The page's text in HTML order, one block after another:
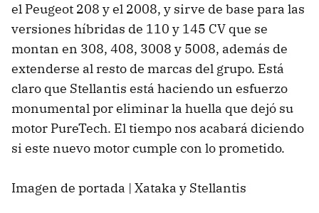
el Peugeot 208 y el 2008, y sirve de base para las
versiones híbridas de 110 y 145 CV que se
montan en 308, 408, 3008 y 5008, además de
extenderse al resto de marcas del grupo. Está
claro que Stellantis está haciendo un esfuerzo
monumental por eliminar la huella que dejó su
motor PureTech. El tiempo nos acabará diciendo
si este nuevo motor cumple con lo prometido.
Imagen de portada | Xataka y Stellantis